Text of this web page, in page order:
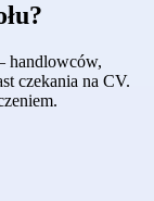
handlowców,
czekania na CV.